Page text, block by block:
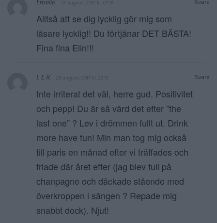
Svara
Emelie 27 augusti, 2017 kl. 07:18
Alltså att se dig lycklig gör mig som
läsare lycklig!! Du förtjänar DET BÄSTA!
Fina fina Elin!!!
Svara
L E R 26 augusti, 2017 kl. 22:19
Inte irriterat det väl, herre gud. Positivitet
och pepp! Du är så värd det efter ”the
last one” ? Lev i drömmen fullt ut. Drink
more have fun! Min man tog mig också
till paris en månad efter vi träffades och
friade där året efter (jag blev full på
chanpagne och däckade stående med
överkroppen i sängen ? Repade mig
snabbt dock). Njut!